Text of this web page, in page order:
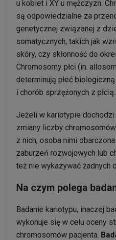
u kobiet i XY u mężczyzn.
są odpowiedzialne za
genetycznej związanej z
somatycznych, takich jak
skóry, czy skłonność do
Chromosomy płci (in.
determinują płeć
i chorób sprzężonych z płcią.
Jeżeli w kariotypie dochodzi
zmiany liczby
z nich, osoba nimi
zaburzeń rozwojowych lub
też nie wykazywać żadnych
Na czym polega
Badanie kariotypu, inaczej
wykonuje się w celu oceny
chromosomów pacjenta.